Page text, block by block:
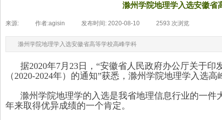
滁州学院地理学入选安徽省
来源: 作者:agisin 发布时间: 2020-08-10 2593 次浏览
滁州学院地理学入选安徽省高等学校高峰学科
据2020年7月23日，“安徽省人民政府办公厅关于印
（2020-2024年）的通知”获悉，滁州学院地理学入选
滁州学院地理学的入选是我省地理信息行业的一件
年来取得优异成绩的一个肯定。